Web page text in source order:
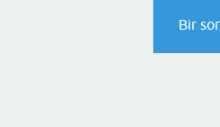
Bir